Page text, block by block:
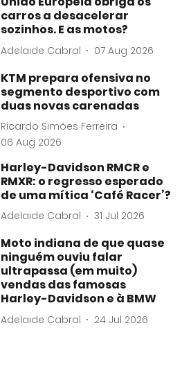
carros a desacelerar
sozinhos. E as motos?
Adelaide Cabral 07 Aug 2026
KTM prepara ofensiva no
segmento desportivo com
duas novas carenadas
Ricardo Simões Ferreira
06 Aug 2026
Harley-Davidson RMCR e
RMXR: o regresso esperado
de uma mítica ‘Café Racer’?
Adelaide Cabral 31 Jul 2026
Moto indiana de que quase
ninguém ouviu falar
ultrapassa (em muito)
vendas das famosas
Harley-Davidson e à BMW
Adelaide Cabral 24 Jul 2026